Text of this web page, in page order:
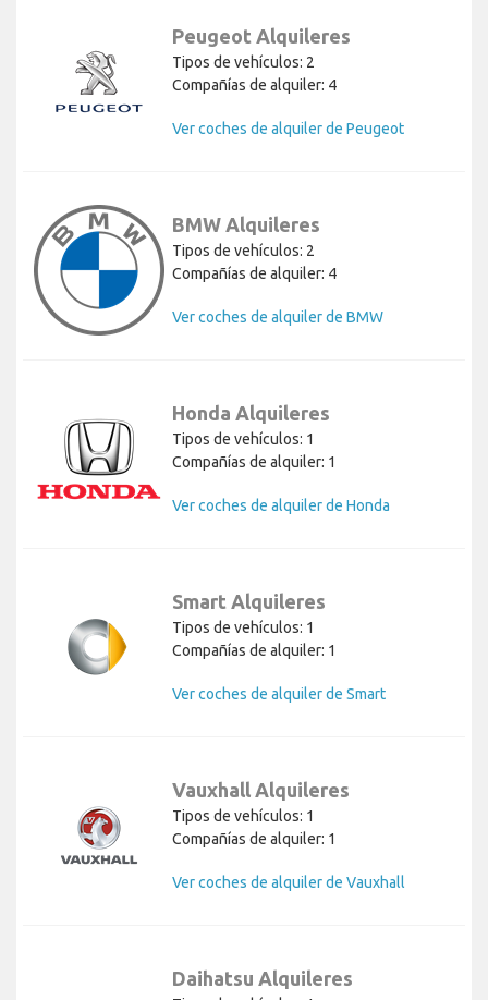
Peugeot Alquileres
Tipos de vehículos: 2
Compañías de alquiler: 4
Ver coches de alquiler de Peugeot
BMW Alquileres
Tipos de vehículos: 2
Compañías de alquiler: 4
Ver coches de alquiler de BMW
Honda Alquileres
Tipos de vehículos: 1
Compañías de alquiler: 1
Ver coches de alquiler de Honda
Smart Alquileres
Tipos de vehículos: 1
Compañías de alquiler: 1
Ver coches de alquiler de Smart
Vauxhall Alquileres
Tipos de vehículos: 1
Compañías de alquiler: 1
Ver coches de alquiler de Vauxhall
Daihatsu Alquileres